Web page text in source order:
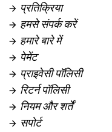
 प्रतिक्रिया
 हमसे संपर्क करें
 हमारे बारे में
 पेमेंट
 प्राइवेसी पॉलिसी
 रिटर्न पॉलिसी
 नियम और शर्तें
 सपोर्ट